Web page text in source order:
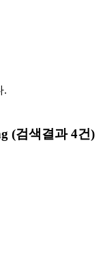
.
(검색결과 4건)